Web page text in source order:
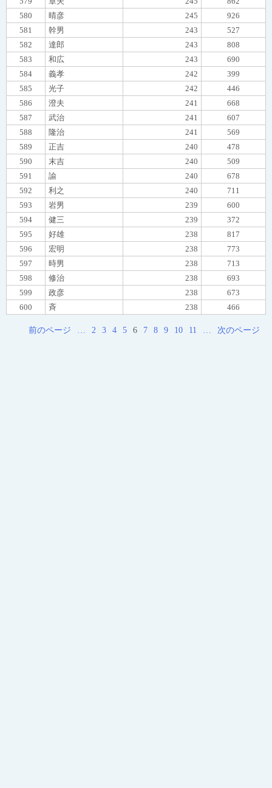
580
晴彦 245
926
581
幹男 243
527
582
達郎 243
808
583
和広 243
690
584
義孝 242
399
585
光子 242
446
586
澄夫 241
668
587
武治 241
607
588
隆治 241
569
589
正吉 240
478
590
末吉 240
509
591
諭 240
678
592
利之 240
711
593
岩男 239
600
594
健三 239
372
595
好雄 238
817
596
宏明 238
773
597
時男 238
713
598
修治 238
693
599
政彦 238
673
600
斉 238 466
前のページ … 2 3 4 5 6 7 8 9 10 11 … 次のページ